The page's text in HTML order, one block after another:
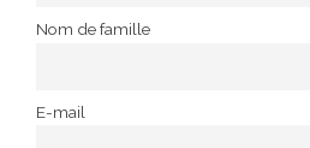
Nom de famille
E-mail